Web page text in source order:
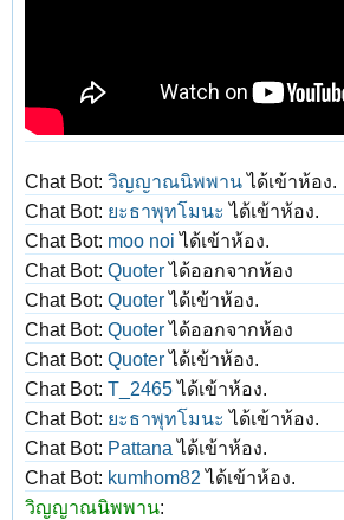
Chat Bot: วิญญาณนิพพานได้เข้าห้อง.
Chat Bot: ยะธาพุทโมนะ ได้เข้าห้อง.
Chat Bot: moo noi ได้เข้าห้อง.
Chat Bot: Quoterได้ออกจากห้อง
Chat Bot: Quoterได้เข้าห้อง.
Chat Bot: Quoterได้ออกจากห้อง
Chat Bot: Quoterได้เข้าห้อง.
Chat Bot: T_2465ได้เข้าห้อง.
Chat Bot: ยะธาพุทโมนะ ได้เข้าห้อง.
Chat Bot: Pattana ได้เข้าห้อง.
Chat Bot: kumhom82 ได้เข้าห้อง.
วิญญาณนิพพาน: